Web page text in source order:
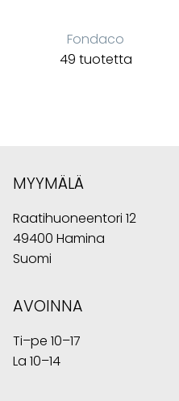
Fondaco
49 tuotetta
MYYMÄLÄ
Raatihuoneentori 12
49400 Hamina
Suomi
AVOINNA
Ti–pe 10–17
La 10–14